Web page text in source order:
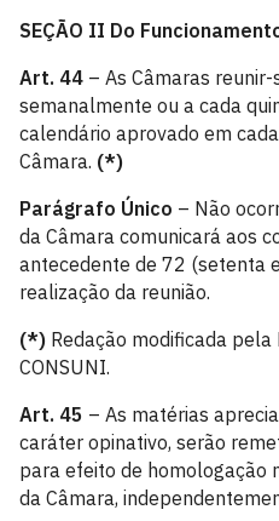
SEÇÃO II Do
Art. 44 – As Câmaras
semanalmente ou a cada
calendário aprovado em
Câmara. (*)
Parágrafo Único – Não
da Câmara comunicará aos
antecedente de 72 (setenta
realização da reunião.
(*) Redação modificada
CONSUNI.
Art. 45 – As matérias
caráter opinativo, serão
para efeito de homologação
da Câmara,